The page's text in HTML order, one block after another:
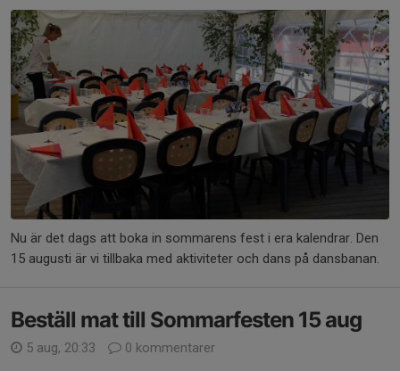
Nu är det dags att boka in sommarens fest i era kalendrar. Den
15 augusti är vi tillbaka med aktiviteter och dans på dansbanan.
Beställ mat till Sommarfesten 15 aug
5 aug, 20:33 0 kommentarer